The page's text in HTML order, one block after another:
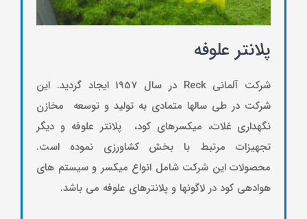
پلانتر علوفه
شرکت آلمانی Reck در سال 1957 ایجاد گردید. این
شرکت در طی سالها متمادی به تولید و توسعه مخازن
نگهداری غلات، میکسرهای کود، پلانتر علوفه و دیگر
تجهیزات مرتبط با بخش کشاورزی نموده است.
محصولات این شرکت شامل انواع میکسر و سیستم های
هوادهی کود در لاگونها و پلانترهای علوفه می باشد.